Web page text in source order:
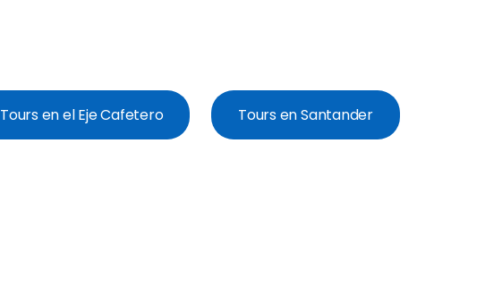
Tours en el Eje Cafetero Tours en Santander